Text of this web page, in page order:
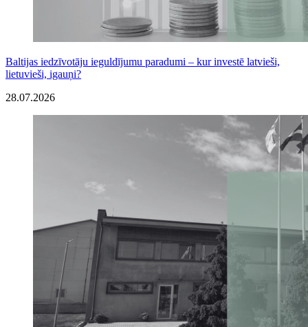
Baltijas iedzīvotāju ieguldījumu paradumi – kur investē latvieši,
lietuvieši, igauņi?
28.07.2026